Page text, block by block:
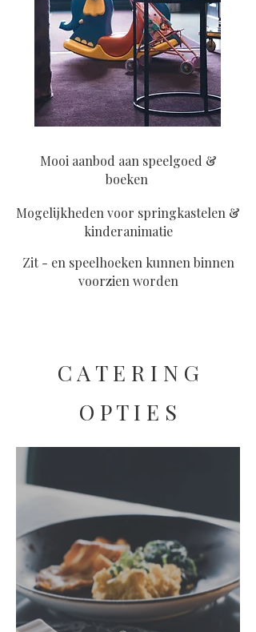
Mooi aanbod aan speelgoed &
boeken
Mogelijkheden voor springkastelen &
kinderanimatie
Zit - en speelhoeken kunnen binnen
voorzien worden
C A T E R I N G
O P T I E S